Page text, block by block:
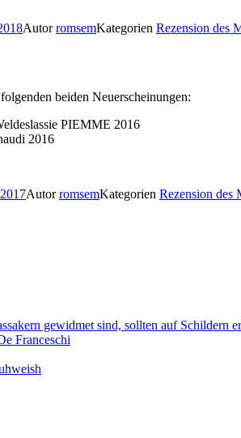
AutorromsemKategorien Rezension des
beiden Neuerscheinungen:
PIEMME 2016
2016
AutorromsemKategorien Rezension des
gewidmet sind, sollten auf Schildern
Franceschi